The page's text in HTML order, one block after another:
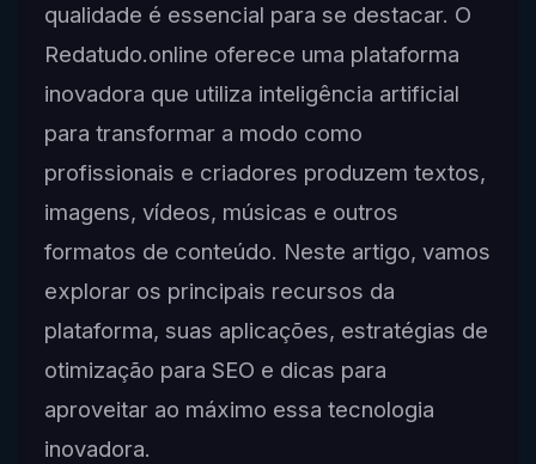
qualidade é essencial para se destacar. O
Redatudo.online oferece uma plataforma
inovadora que utiliza inteligência artificial
para transformar a modo como
profissionais e criadores produzem textos,
imagens, vídeos, músicas e outros
formatos de conteúdo. Neste artigo, vamos
explorar os principais recursos da
plataforma, suas aplicações, estratégias de
otimização para SEO e dicas para
aproveitar ao máximo essa tecnologia
inovadora.